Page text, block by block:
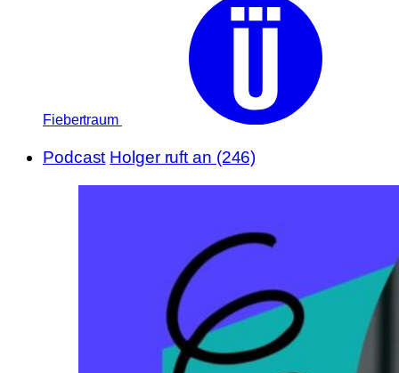
Fiebertraum
Podcast Holger ruft an (246)